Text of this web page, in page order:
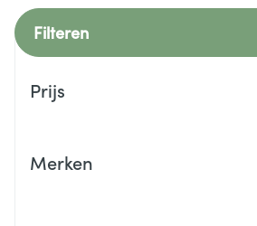
Filteren
Prijs
Merken